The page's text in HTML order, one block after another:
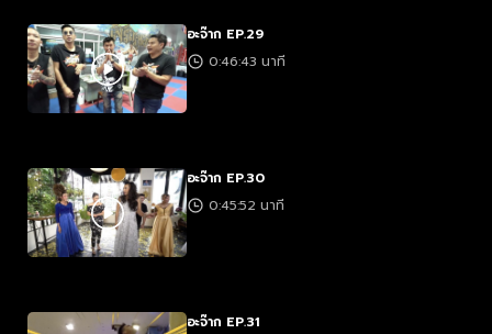
อะจ๊าก EP.29
0:46:43 นาที
อะจ๊าก EP.30
0:45:52 นาที
อะจ๊าก EP.31